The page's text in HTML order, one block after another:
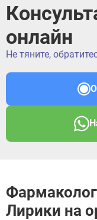
онлайн
Не тяните,
Лирики на